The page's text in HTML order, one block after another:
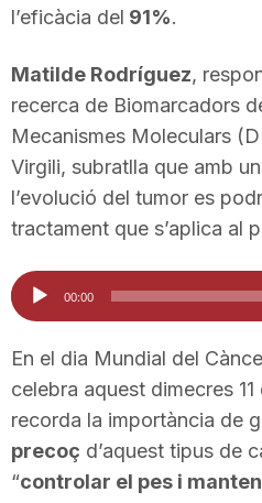
l’eficàcia del 91%.
Matilde Rodríguez,
recerca de Biomarcadors
Mecanismes Moleculars
Virgili, subratlla que amb
l’evolució del tumor es
tractament que s’aplica al
Reproductor
d'àudio
00:00
En el dia Mundial del
celebra aquest dimecres 11
recorda la importància de
precoç d’aquest tipus de
“controlar el pes i